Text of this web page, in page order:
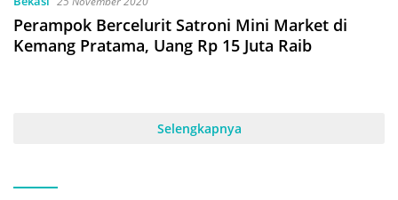
Perampok Bercelurit Satroni Mini Market di
Kemang Pratama, Uang Rp 15 Juta Raib
Selengkapnya